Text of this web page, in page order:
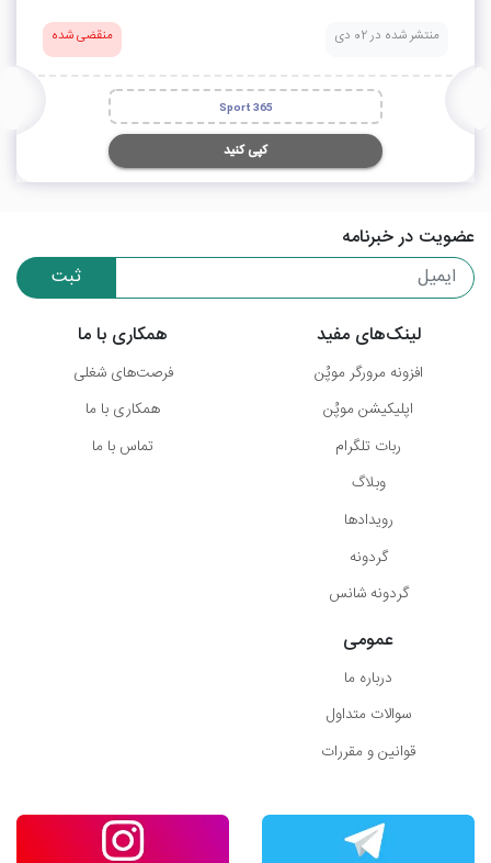
منتشر شده در 02 دی منقضی شده
Sport 365
کپی کنید
عضویت در خبرنامه
ثبت
لینک‌های مفید
افزونه مرورگر موپُن
اپلیکیشن موپُن
ربات تلگرام
وبلاگ
رویدادها
گردونه
گردونه شانس
همکاری با ما
فرصت‌های شغلی
همکاری با ما
تماس با ما
عمومی
درباره ما
سوالات متداول
قوانین و مقررات